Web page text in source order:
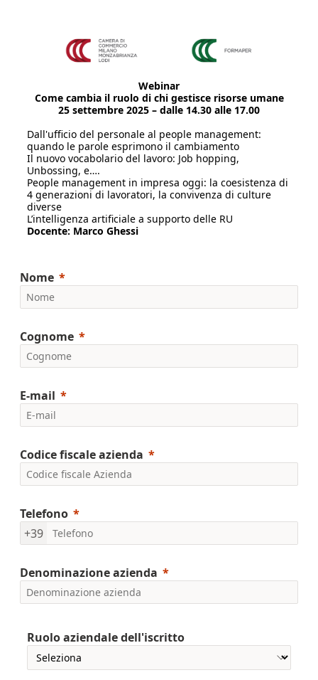
Webinar
Come cambia il ruolo di chi gestisce risorse umane
25 settembre 2025 – dalle 14.30 alle 17.00
Dall'ufficio del personale al people management:
quando le parole esprimono il cambiamento
Il nuovo vocabolario del lavoro: Job hopping,
Unbossing, e….
People management in impresa oggi: la coesistenza di
4 generazioni di lavoratori, la convivenza di culture
diverse
L’intelligenza artificiale a supporto delle RU
Docente: Marco Ghessi
Nome
Cognome
E-mail
Codice fiscale azienda
Telefono
+39
Denominazione azienda
Ruolo aziendale dell'iscritto